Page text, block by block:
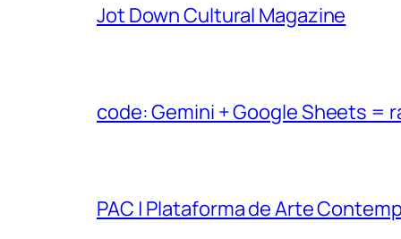
Jot Down Cultural Magazine
code: Gemini + Google Sheets =
PAC | Plataforma de Arte